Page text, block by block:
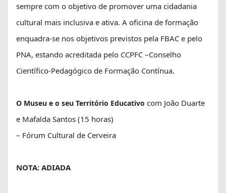
sempre com o objetivo de promover uma cidadania
cultural mais inclusiva e ativa. A oficina de formação
enquadra-se nos objetivos previstos pela FBAC e pelo
PNA, estando acreditada pelo CCPFC –Conselho
Científico-Pedagógico de Formação Contínua.
O Museu e o seu Território Educativo com João Duarte
e Mafalda Santos (15 horas)
– Fórum Cultural de Cerveira
NOTA: ADIADA